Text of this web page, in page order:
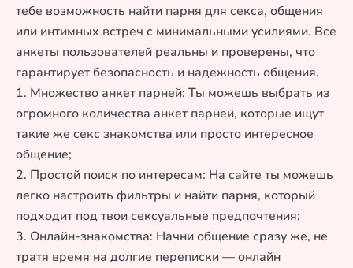
тебе возможность найти парня для секса, общения
или интимных встреч с минимальными усилиями. Все
анкеты пользователей реальны и проверены, что
гарантирует безопасность и надежность общения.
1. Множество анкет парней: Ты можешь выбрать из
огромного количества анкет парней, которые ищут
такие же секс знакомства или просто интересное
общение;
2. Простой поиск по интересам: На сайте ты можешь
легко настроить фильтры и найти парня, который
подходит под твои сексуальные предпочтения;
3. Онлайн-знакомства: Начни общение сразу же, не
тратя время на долгие переписки — онлайн